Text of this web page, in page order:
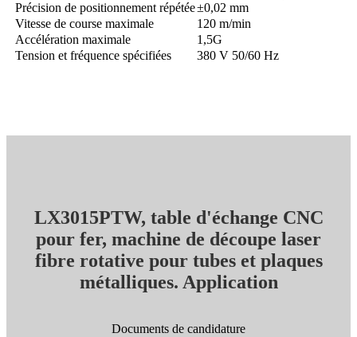
Précision de positionnement répétée±0,02 mm
Vitesse de course maximale
120 m/min
Accélération maximale
1,5G
Tension et fréquence spécifiées
380 V 50/60 Hz
LX3015PTW, table d'échange CNC
pour fer, machine de découpe laser
fibre rotative pour tubes et plaques
métalliques. Application
Documents de candidature